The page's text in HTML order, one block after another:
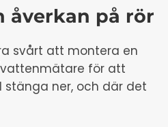
åverkan på rör
svårt att montera en
för att
stänga ner, och där det